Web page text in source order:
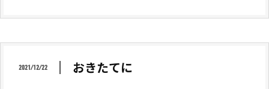
2021/12/22 おきたてに